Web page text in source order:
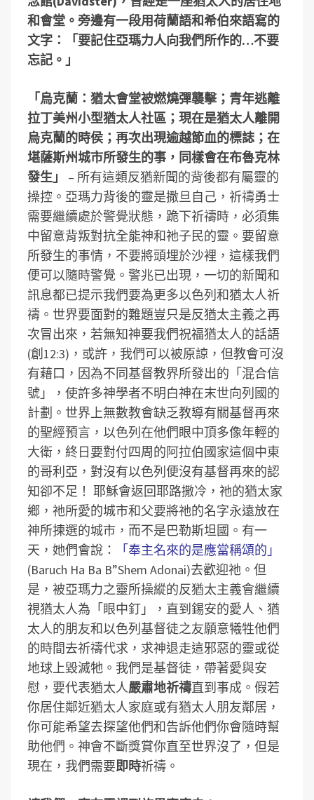
和會堂。旁邊有一段用荷蘭語和希伯來語寫的
文字：「要記住亞瑪力人向我們所作的…不要
忘記。」
「烏克蘭：猶太會堂被燃燒彈襲擊；青年逃離
拉丁美州小型猶太人社區；現在是猶太人離開
烏克蘭的時侯；再次出現逾越節血的標誌；在
堪薩斯州城市所發生的事，同樣會在布魯克林
發生」
– 所有這類反猶新聞的背後都有屬靈的
操控。亞瑪力背後的靈是撒旦自己，祈禱勇士
需要繼續處於警覺狀態，跪下祈禱時，必須集
中留意背叛對抗全能神和祂子民的靈。要留意
所發生的事情，不要將頭埋於沙裡，這樣我們
便可以隨時警覺。警兆已出現，一切的新聞和
訊息都已提示我們要為更多以色列和猶太人祈
禱。世界要面對的難題豈只是反猶太主義之再
次冒出來，若無知神要我們祝福猶太人的話語
(創12:3)，或許，我們可以被原諒，但教會可沒
有藉口，因為不同基督教界所發出的「混合信
號」，使許多神學者不明白神在末世向列國的
計劃。世界上無數教會缺乏教導有關基督再來
的聖經預言，以色列在他們眼中頂多像年輕的
大衛，終日要對付四周的阿拉伯國家這個中東
的哥利亞，對沒有以色列便沒有基督再來的認
知卻不足！ 耶穌會返回耶路撒冷，祂的猶太家
鄉，祂所愛的城市和父要將祂的名字永遠放在
神所揀選的城市，而不是巴勒斯坦國。有一
天，她們會說：
「奉主名來的是應當稱頌的」
(Baruch Ha Ba B”Shem Adonai)去歡迎祂。但
是，被亞瑪力之靈所操縱的反猶太主義會繼續
視猶太人為「眼中釘」，直到錫安的愛人、猶
太人的朋友和以色列基督徒之友願意犧牲他們
的時間去祈禱代求，求神退走這邪惡的靈或從
地球上毀滅牠。我們是基督徒，帶著愛與安
慰，要代表猶太人嚴肅地祈禱直到事成。假若
你居住鄰近猶太人家庭或有猶太人朋友鄰居，
你可能希望去探望他們和告訴他們你會隨時幫
助他們。神會不斷獎賞你直至世界沒了，但是
現在，我們需要即時祈禱。